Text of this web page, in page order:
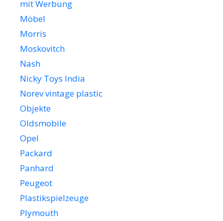
mit Werbung
Möbel
Morris
Moskovitch
Nash
Nicky Toys India
Norev vintage plastic
Objekte
Oldsmobile
Opel
Packard
Panhard
Peugeot
Plastikspielzeuge
Plymouth